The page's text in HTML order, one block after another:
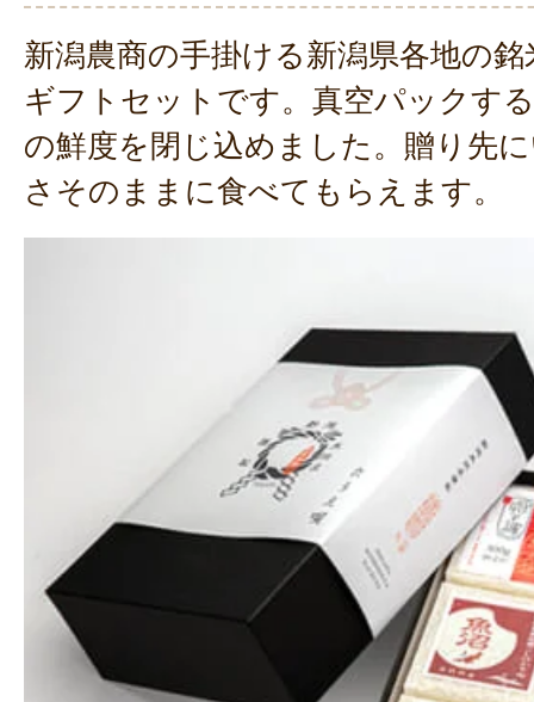
新潟農商の手掛ける新潟県各地の
ギフトセットです。真空パックす
の鮮度を閉じ込めました。贈り先
さそのままに食べてもらえます。